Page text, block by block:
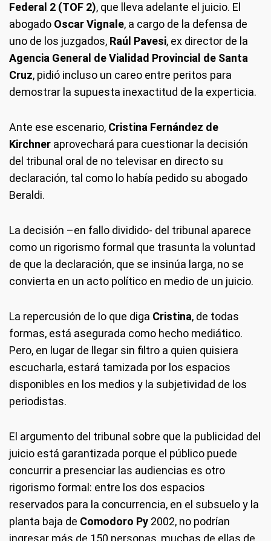
Federal 2 (TOF 2), que lleva adelante el juicio. El
abogado Oscar Vignale, a cargo de la defensa de
uno de los juzgados, Raúl Pavesi, ex director de la
Agencia General de Vialidad Provincial de Santa
Cruz, pidió incluso un careo entre peritos para
demostrar la supuesta inexactitud de la experticia.
Ante ese escenario, Cristina Fernández de
Kirchner aprovechará para cuestionar la decisión
del tribunal oral de no televisar en directo su
declaración, tal como lo había pedido su abogado
Beraldi.
La decisión –en fallo dividido- del tribunal aparece
como un rigorismo formal que trasunta la voluntad
de que la declaración, que se insinúa larga, no se
convierta en un acto político en medio de un juicio.
La repercusión de lo que diga Cristina, de todas
formas, está asegurada como hecho mediático.
Pero, en lugar de llegar sin filtro a quien quisiera
escucharla, estará tamizada por los espacios
disponibles en los medios y la subjetividad de los
periodistas.
El argumento del tribunal sobre que la publicidad del
juicio está garantizada porque el público puede
concurrir a presenciar las audiencias es otro
rigorismo formal: entre los dos espacios
reservados para la concurrencia, en el subsuelo y la
planta baja de Comodoro Py 2002, no podrían
ingresar más de 150 personas, muchas de ellas de